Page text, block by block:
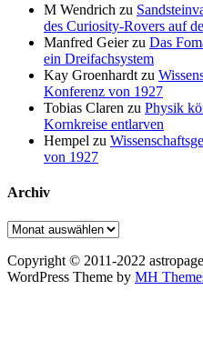
M Wendrich zu
des Curiosity-Rovers auf
Manfred Geierzu Das
ein Dreifachsystem
Kay Groenhardt zu
Konferenz von 1927
Tobias Claren zu Physik
Kornkreise entlarven
Hempel zu
von 1927
Archiv
Archiv
Copyright © 2011-2022
WordPress Theme by MH